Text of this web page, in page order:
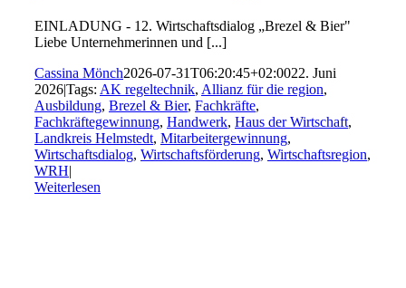
EINLADUNG - 12. Wirtschaftsdialog „Brezel & Bier"
Liebe Unternehmerinnen und [...]
Cassina Mönch2026-07-31T06:20:45+02:0022. Juni
2026|Tags: AK regeltechnik, Allianz für die region,
Ausbildung, Brezel & Bier, Fachkräfte,
Fachkräftegewinnung, Handwerk, Haus der Wirtschaft,
Landkreis Helmstedt, Mitarbeitergewinnung,
Wirtschaftsdialog, Wirtschaftsförderung, Wirtschaftsregion,
WRH|
Weiterlesen